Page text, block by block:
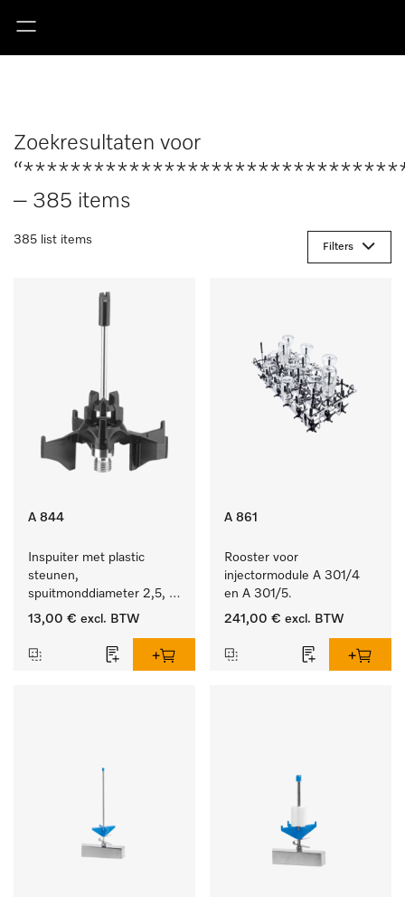
Zoekresultaten voor
– 385 items
385 list items
Filters
A 844
Inspuiter met plastic
steunen,
spuitmonddiameter 2,5,
lengte 80 mm, 1 stuk.
13,00 € excl. BTW
A 861
Rooster voor
injectormodule A 301/4
en A 301/5.
241,00 € excl. BTW